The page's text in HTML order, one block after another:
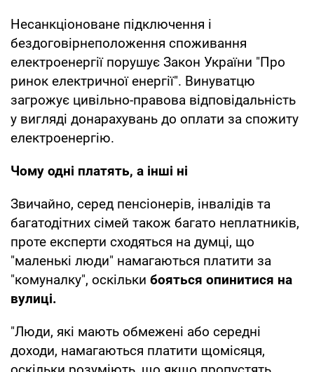
Несанкціоноване підключення і
бездоговірнеположення споживання
електроенергії порушує Закон України "Про
ринок електричної енергії". Винуватцю
загрожує цивільно-правова відповідальність
у вигляді донарахувань до оплати за спожиту
електроенергію.
Чому одні платять, а інші ні
Звичайно, серед пенсіонерів, інвалідів та
багатодітних сімей також багато неплатників,
проте експерти сходяться на думці, що
"маленькі люди" намагаються платити за
"комуналку", оскільки бояться опинитися на
вулиці.
"Люди, які мають обмежені або середні
доходи, намагаються платити щомісяця,